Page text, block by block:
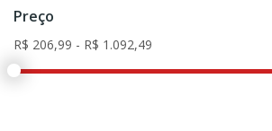
Preço